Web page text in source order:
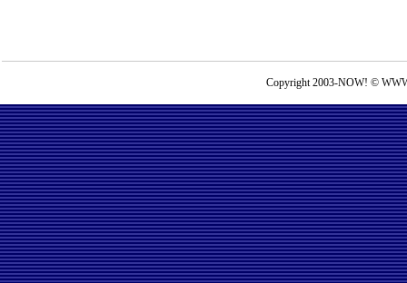
Copyright 2003-NOW! ©